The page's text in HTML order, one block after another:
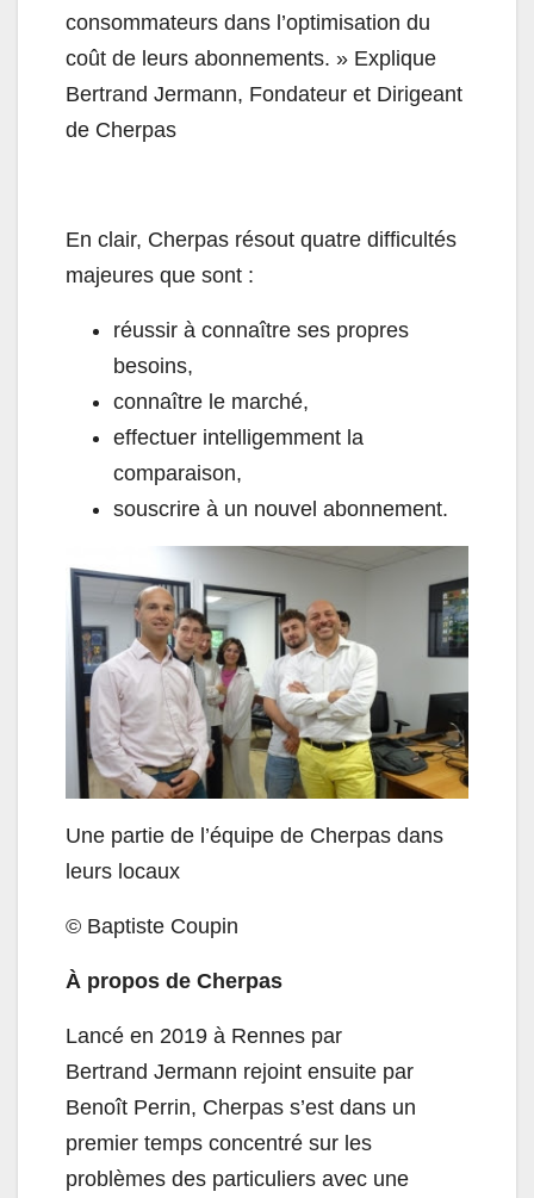
consommateurs dans l’optimisation du
coût de leurs abonnements. » Explique
Bertrand Jermann, Fondateur et Dirigeant
de Cherpas
En clair, Cherpas résout quatre difficultés
majeures que sont :
réussir à connaître ses propres
besoins,
connaître le marché,
effectuer intelligemment la
comparaison,
souscrire à un nouvel abonnement.
Une partie de l’équipe de Cherpas dans
leurs locaux
© Baptiste Coupin
À propos de Cherpas
Lancé en 2019 à Rennes par
Bertrand Jermann rejoint ensuite par
Benoît Perrin, Cherpas s’est dans un
premier temps concentré sur les
problèmes des particuliers avec une